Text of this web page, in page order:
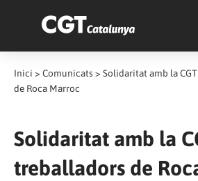
Inici > Comunicats > Solidaritat amb la
de Roca Marroc
Solidaritat amb la
treballadors de